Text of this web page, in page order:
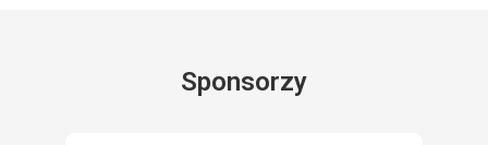
Sponsorzy